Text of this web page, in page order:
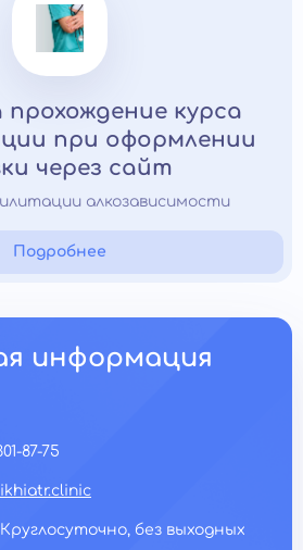
курса
при оформлении
через сайт
алкозависимости
Подробнее
информация
87-75
Круглосуточно, без выходных